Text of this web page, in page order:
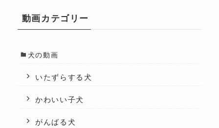
動画カテゴリー
犬の動画
いたずらする犬
かわいい子犬
がんばる犬